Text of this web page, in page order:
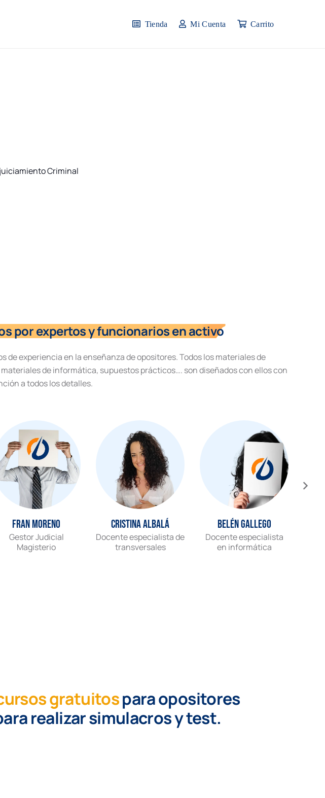
Tienda Mi Cuenta Carrito
Criminal
por expertos y funcionarios en activo
de experiencia en la enseñanza de opositores. Todos los materiales de
de informática, supuestos prácticos…. son diseñados con ellos con
a todos los detalles.
Fran Moreno
Gestor Judicial
Magisterio
Cristina Albalá
Docente especialista de
transversales
Belén Gallego
Docente especialista
en informática
gratuitospara opositores
realizar simulacros y test.